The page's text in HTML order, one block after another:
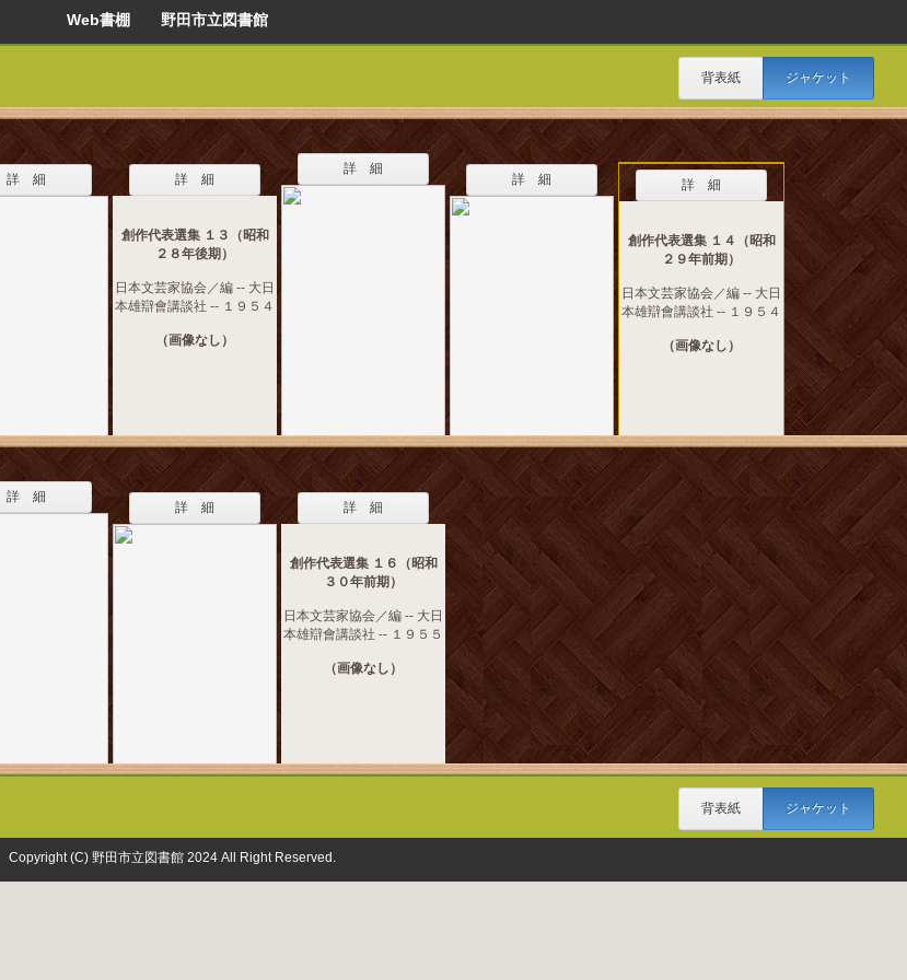
Web書棚 野田市立図書館
背表紙 ジャケット
詳 細 詳 細
創作代表選集 １３（昭和
２８年後期）
日本文芸家協会／編 -- 大日
本雄辯會講談社 -- １９５４
（画像なし）
詳 細
詳 細 詳 細
創作代表選集 １４（昭和
２９年前期）
日本文芸家協会／編 -- 大日
本雄辯會講談社 -- １９５４
（画像なし）
詳 細
詳 細 詳 細
創作代表選集 １６（昭和
３０年前期）
日本文芸家協会／編 -- 大日
本雄辯會講談社 -- １９５５
（画像なし）
背表紙 ジャケット
Copyright (C) 野田市立図書館 2024 All Right Reserved.